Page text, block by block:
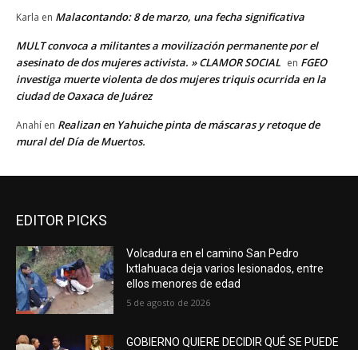
Karla en Malacontando: 8 de marzo, una fecha significativa
MULT convoca a militantes a movilización permanente por el
asesinato de dos mujeres activista. » CLAMOR SOCIAL en FGEO
investiga muerte violenta de dos mujeres triquis ocurrida en la
ciudad de Oaxaca de Juárez
Anahí en Realizan en Yahuiche pinta de máscaras y retoque de
mural del Día de Muertos.
EDITOR PICKS
Volcadura en el camino San Pedro
Ixtlahuaca deja varios lesionados, entre
ellos menores de edad
5 de agosto de 2026
GOBIERNO QUIERE DECIDIR QUÉ SE PUEDE